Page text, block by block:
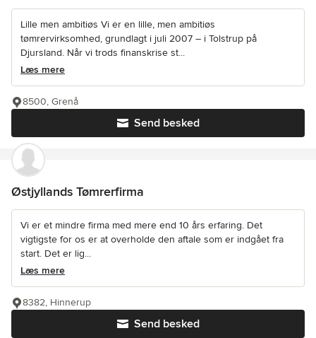
Lille men ambitiøs Vi er en lille, men ambitiøs
tømrervirksomhed, grundlagt i juli 2007 – i Tolstrup på
Djursland. Når vi trods finanskrise st...
Læs mere
Send besked
8500, Grenå
Østjyllands Tømrerfirma
Vi er et mindre firma med mere end 10 års erfaring. Det
vigtigste for os er at overholde den aftale som er indgået fra
start. Det er lig...
Læs mere
Send besked
8382, Hinnerup